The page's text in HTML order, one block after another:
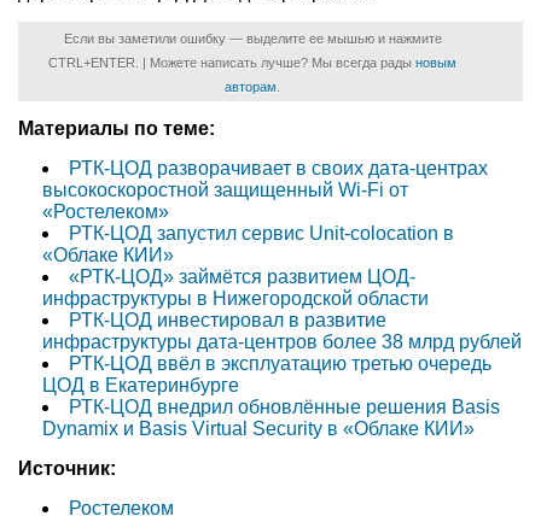
Если вы заметили ошибку — выделите ее мышью и нажмите
CTRL+ENTER. | Можете написать лучше? Мы всегда рады новым
авторам.
Материалы по теме:
РТК-ЦОД разворачивает в своих дата-центрах
высокоскоростной защищенный Wi-Fi от
«Ростелеком»
РТК-ЦОД запустил сервис Unit-colocation в
«Облаке КИИ»
«РТК-ЦОД» займётся развитием ЦОД-
инфраструктуры в Нижегородской области
РТК-ЦОД инвестировал в развитие
инфраструктуры дата-центров более 38 млрд рублей
РТК-ЦОД ввёл в эксплуатацию третью очередь
ЦОД в Екатеринбурге
РТК-ЦОД внедрил обновлённые решения Basis
Dynamix и Basis Virtual Security в «Облаке КИИ»
Источник:
Ростелеком